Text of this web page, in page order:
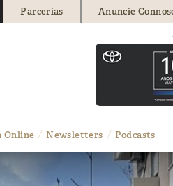
Parcerias Anuncie
Online Newsletters Podcasts